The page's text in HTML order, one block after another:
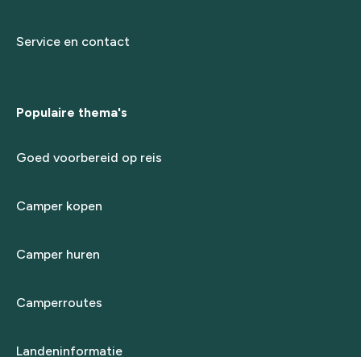
Service en contact
Populaire thema's
Goed voorbereid op reis
Camper kopen
Camper huren
Camperroutes
Landeninformatie